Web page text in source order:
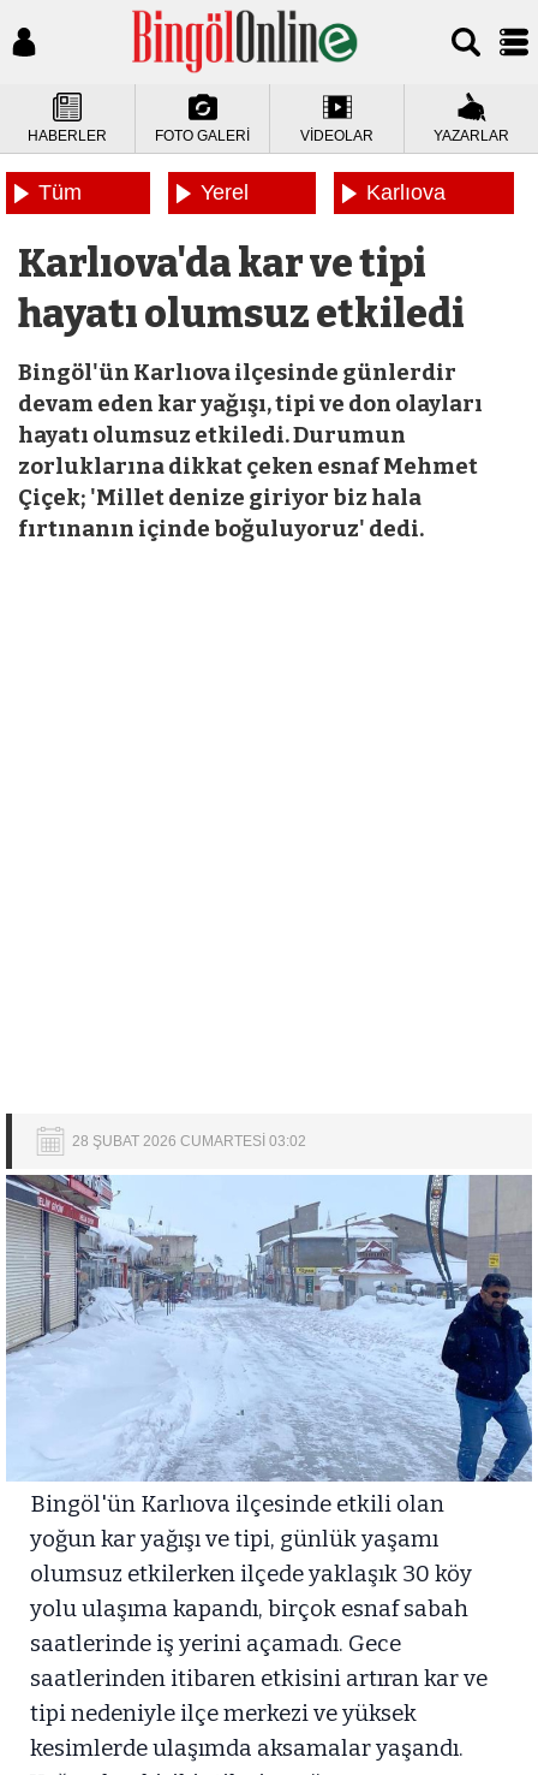
HABERLER FOTO GALERİ VİDEOLAR YAZARLAR
Tüm
Yerel
Karlıova
Karlıova'da kar ve tipi
hayatı olumsuz etkiledi
Bingöl'ün Karlıova ilçesinde günlerdir
devam eden kar yağışı, tipi ve don olayları
hayatı olumsuz etkiledi. Durumun
zorluklarına dikkat çeken esnaf Mehmet
Çiçek; 'Millet denize giriyor biz hala
fırtınanın içinde boğuluyoruz' dedi.
28 ŞUBAT 2026 CUMARTESİ 03:02
Bingöl'ün Karlıova ilçesinde etkili olan
yoğun kar yağışı ve tipi, günlük yaşamı
olumsuz etkilerken ilçede yaklaşık 30 köy
yolu ulaşıma kapandı, birçok esnaf sabah
saatlerinde iş yerini açamadı. Gece
saatlerinden itibaren etkisini artıran kar ve
tipi nedeniyle ilçe merkezi ve yüksek
kesimlerde ulaşımda aksamalar yaşandı.